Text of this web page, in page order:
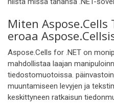
Miten
eroaa
Aspose.Cells for .NET on
mahdollistaa laajan
tiedostomuotoissa.
muuntamiseen levyjen ja
keskittyneen ratkaisun